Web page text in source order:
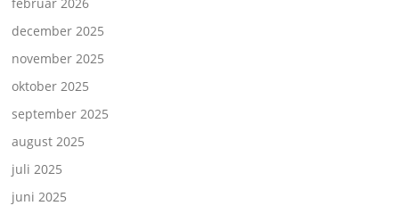
december 2025
november 2025
oktober 2025
september 2025
august 2025
juli 2025
juni 2025